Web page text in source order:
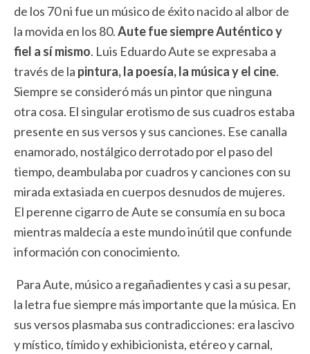
de los 70 ni fue un músico de éxito nacido al albor de
la movida en los 80.Aute fue siempre Auténtico y
fiel a sí mismo. Luis Eduardo Aute se expresaba a
través de la pintura, la poesía, la música y el cine.
Siempre se consideró más un pintor que ninguna
otra cosa. El singular erotismo de sus cuadros estaba
presente en sus versos y sus canciones. Ese canalla
enamorado, nostálgico derrotado por el paso del
tiempo, deambulaba por cuadros y canciones con su
mirada extasiada en cuerpos desnudos de mujeres.
El perenne cigarro de Aute se consumía en su boca
mientras maldecía a este mundo inútil que confunde
información con conocimiento.
Para Aute, músico a regañadientes y casi a su pesar,
la letra fue siempre más importante que la música. En
sus versos plasmaba sus contradicciones: era lascivo
y místico, tímido y exhibicionista, etéreo y carnal,